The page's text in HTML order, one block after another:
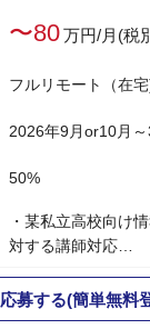
〜80万円/月(税
フルリモート（在
2026年9月or10月
50%
・某私立高校向け
対する講師対応
ィ、AI/金融工学(高
におけるお金の話)
応募する(簡単無料